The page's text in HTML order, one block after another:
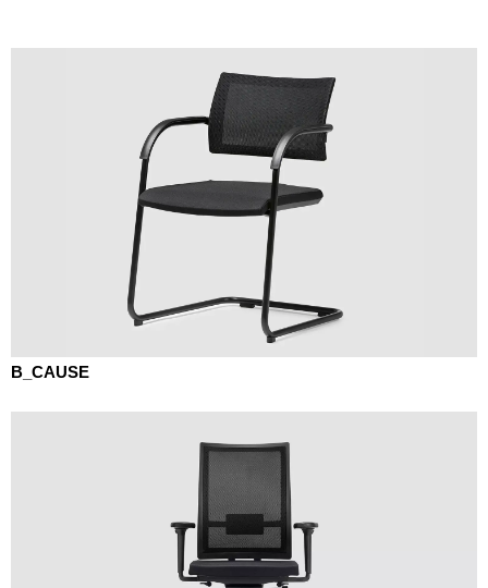
Serbia(RS)
(CH)
(SE)
(SK)
(SI)
(TH)
(TW)
(TZ)
Ukraina
Zjednoczone Emiraty Arabskie(AE)
B_CAUSE